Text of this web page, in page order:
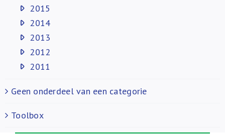
2015
2014
2013
2012
2011
Geen onderdeel van een categorie
Toolbox